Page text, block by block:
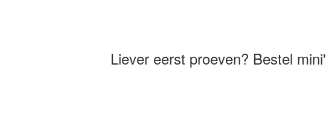
Liever eerst proeven? Bestel